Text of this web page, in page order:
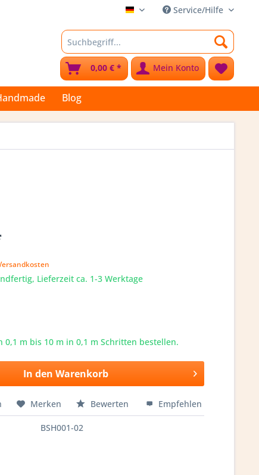
Stoffkleks Service/Hilfe
Mein Konto
0,00 € *
Blog
Lieferzeit ca. 1-3 Werktage
0,1 m bis 10 m in 0,1 m Schritten bestellen.
In den Warenkorb
Merken Bewerten Empfehlen
BSH001-02